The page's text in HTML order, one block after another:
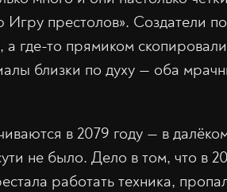
Игру престолов». Создатели
где-то прямиком
близки по духу — оба
в 2079 году — в
не было. Дело в том, что в
работать техника,